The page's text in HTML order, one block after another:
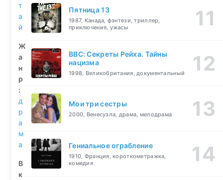
т
а
й
Ж
а
н
р
:
д
р
а
м
а
В
к
Пятница 13
1987, Канада, фэнтези, триллер,
приключения, ужасы
BBC: Секреты Рейха. Тайны
нацизма
1998, Великобритания, документальный
Мои три сестры
2000, Венесуэла, драма, мелодрама
Гениальное ограбление
1910, Франция, короткометражка,
комедия